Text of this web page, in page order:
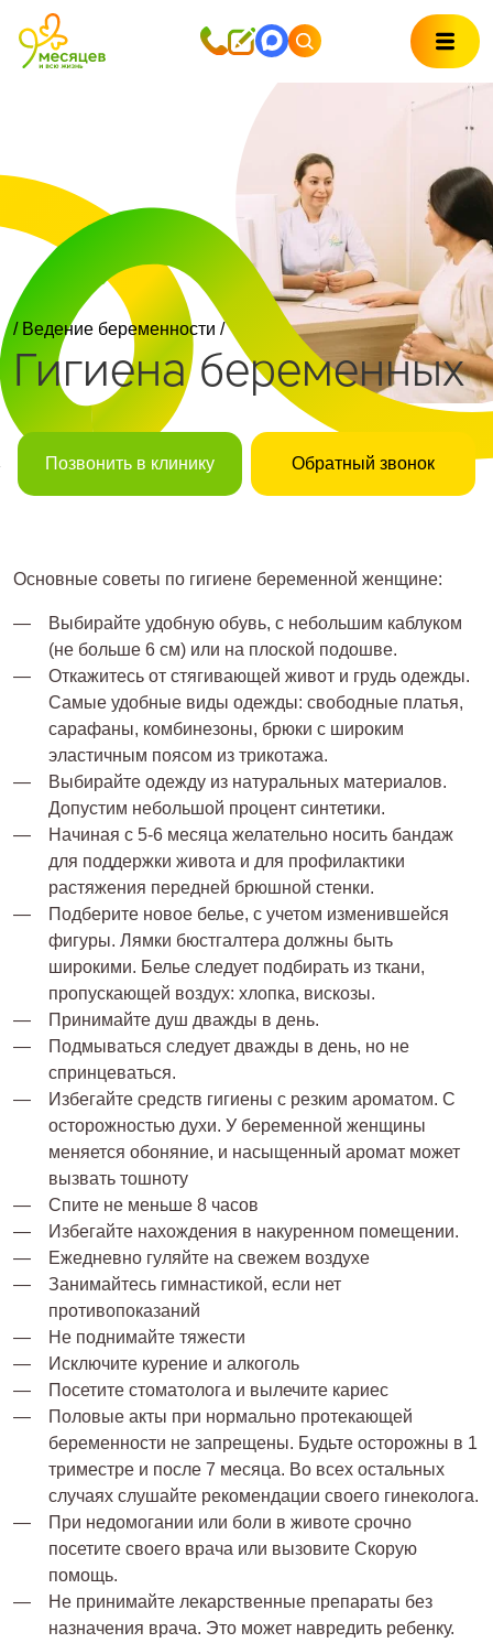
/ Ведение беременности /
Гигиена беременных
Позвонить в клинику Обратный звонок
Основные советы по гигиене беременной женщине:
Выбирайте удобную обувь, с небольшим каблуком
(не больше 6 см) или на плоской подошве.
Откажитесь от стягивающей живот и грудь одежды.
Самые удобные виды одежды: свободные платья,
сарафаны, комбинезоны, брюки с широким
эластичным поясом из трикотажа.
Выбирайте одежду из натуральных материалов.
Допустим небольшой процент синтетики.
Начиная с 5-6 месяца желательно носить бандаж
для поддержки живота и для профилактики
растяжения передней брюшной стенки.
Подберите новое белье, с учетом изменившейся
фигуры. Лямки бюстгалтера должны быть
широкими. Белье следует подбирать из ткани,
пропускающей воздух: хлопка, вискозы.
Принимайте душ дважды в день.
Подмываться следует дважды в день, но не
спринцеваться.
Избегайте средств гигиены с резким ароматом. С
осторожностью духи. У беременной женщины
меняется обоняние, и насыщенный аромат может
вызвать тошноту
Спите не меньше 8 часов
Избегайте нахождения в накуренном помещении.
Ежедневно гуляйте на свежем воздухе
Занимайтесь гимнастикой, если нет
противопоказаний
Не поднимайте тяжести
Исключите курение и алкоголь
Посетите стоматолога и вылечите кариес
Половые акты при нормально протекающей
беременности не запрещены. Будьте осторожны в 1
триместре и после 7 месяца. Во всех остальных
случаях слушайте рекомендации своего гинеколога.
При недомогании или боли в животе срочно
посетите своего врача или вызовите Скорую
помощь.
Не принимайте лекарственные препараты без
назначения врача. Это может навредить ребенку.